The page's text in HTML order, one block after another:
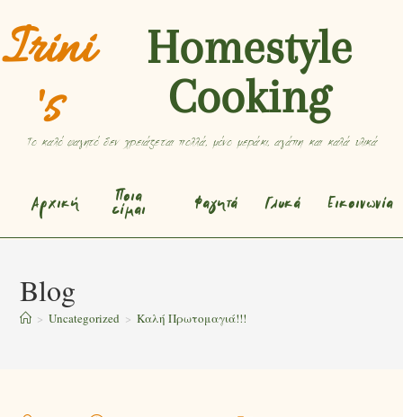
Irini
's
Homestyle
Cooking
Το καλό φαγητό δεν χρειάζεται πολλά, μόνο μεράκι, αγάπη και καλά υλικά
Αρχική
Ποια
είμαι
Φαγητά Γλυκά Εικοινωνία
Blog
> Uncategorized > Καλή Πρωτομαγιά!!!